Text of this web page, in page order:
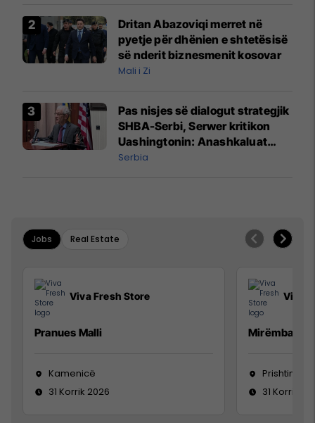
Dritan Abazoviqi merret në
pyetje për dhënien e shtetësisë
së nderit biznesmenit kosovar
Mali i Zi
Pas nisjes së dialogut strategjik
SHBA-Serbi, Serwer kritikon
Uashingtonin: Anashkaluat
Banjskën, sulmin ndaj KFOR-it
Serbia
Jobs Real Estate
Viva Fresh Store
Pranues Malli
Kamenicë
31 Korrik 2026
Viva
Prishtinë
31 Korrik